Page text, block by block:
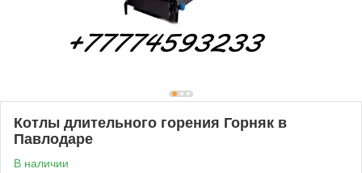
Котлы длительного горения Горняк в
Павлодаре
В наличии